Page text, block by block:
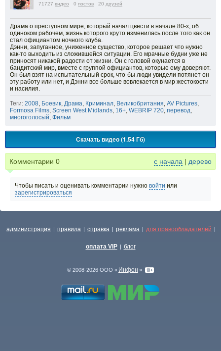
71727 видео 0 постов 20 друзей
Драма о преступном мире, который начал цвести в начале 80-х, об
одиноком рабочем, жизнь которого круто изменилась после того как он
стал официантом ночного клуба.
Дэнни, запуганное, униженное существо, которое решает что нужно
как-то выходить из сложившейся ситуации. Его мрачные будни уже не
приносят никакой радости от жизни. Он с головой окунается в
бандитский мир, вместе с группой официантов, которые ему доверяют.
Он был взят на испытательный срок, что-бы люди увидели потянет он
эту работу или нет, и Дэнни все больше вовлекается в мир жестокости
и насилия.
Теги: 2008, Боевик, Драма, Криминал, Великобритания, AV Pictures,
Formosa Films, Screen West Midlands, 16+, WEBRIP 720, перевод,
многоголосый, Фильм
Скачать видео (1.54 Гб)
Комментарии 0 с начала | дерево
Чтобы писать и оценивать комментарии нужно войти или
зарегистрироваться
администрация | правила | справка | реклама | для правообладателей |
оплата VIP | блог
© 2008-2026 ООО « Инфон »